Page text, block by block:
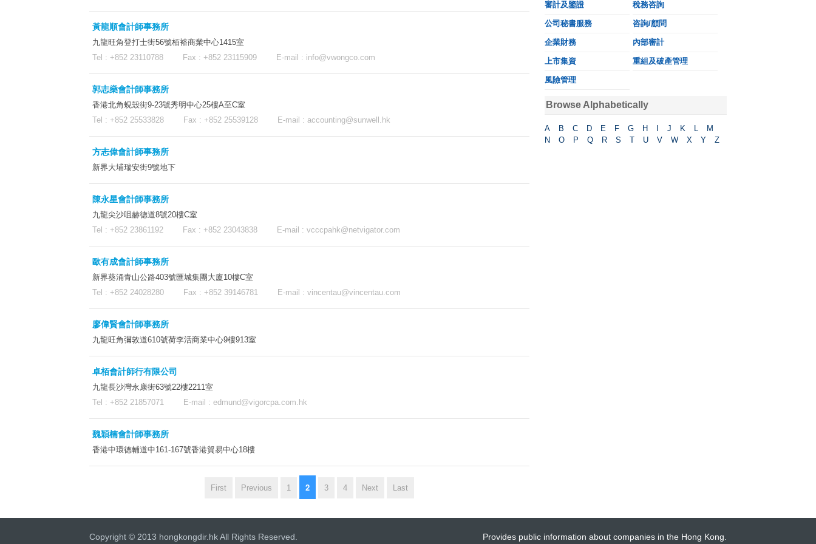
黃龍順會計師事務所
九龍旺角登打士街56號栢裕商業中心1415室
Tel : +852 23110788 Fax : +852 23115909 E-mail : info@vwongco.com
郭志燊會計師事務所
香港北角蜆殼街9-23號秀明中心25樓A至C室
Tel : +852 25533828 Fax : +852 25539128 E-mail : accounting@sunwell.hk
方志偉會計師事務所
新界大埔瑞安街9號地下
陳永星會計師事務所
九龍尖沙咀赫德道8號20樓C室
Tel : +852 23861192 Fax : +852 23043838 E-mail : vcccpahk@netvigator.com
歐有成會計師事務所
新界葵涌青山公路403號匯城集團大廈10樓C室
Tel : +852 24028280 Fax : +852 39146781 E-mail : vincentau@vincentau.com
廖偉賢會計師事務所
九龍旺角彌敦道610號荷李活商業中心9樓913室
卓栢會計師行有限公司
九龍長沙灣永康街63號22樓2211室
Tel : +852 21857071 E-mail : edmund@vigorcpa.com.hk
魏穎楠會計師事務所
香港中環德輔道中161-167號香港貿易中心18樓
First Previous 1 2 3 4 Next Last
審計及鑒證 稅務咨詢
公司秘書服務 咨詢/顧問
企業財務 內部審計
上市集資 重組及破產管理
風險管理
Browse Alphabetically
A B C D E F G H J K L
M
N
O P Q R S T U V W X Y Z
Copyright © 2013 hongkongdir.hk All Rights Reserved. Provides public information about companies in the Hong Kong.